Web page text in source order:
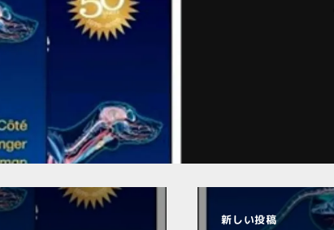
新しい投稿